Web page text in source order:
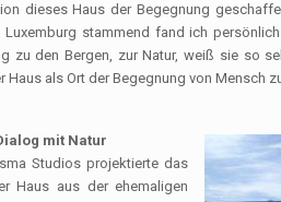
dieses Haus der Begegnung
Luxemburg stammend fand ich
zu den Bergen, zur Natur, weiß sie so
Haus als Ort der Begegnung von Mensch
mit Natur
Studios projektierte das
Haus aus der ehemaligen